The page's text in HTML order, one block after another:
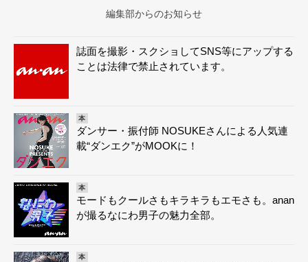
編集部からのお知らせ
誌面を撮影・スクショしてSNS等にアップする
ことは法律で禁止されています。
本
ダンサー・振付師 NOSUKEさんによる人気連
載“ダンエク”がMOOKに！
本
モードもクールさもキラキラもエモさも。anan
が撮るなにわ男子の魅力全部。
本